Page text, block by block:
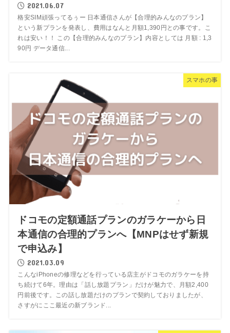
2021.06.07
格安SIM頑張ってるぅー 日本通信さんが【合理的みんなのプラン】
という新プランを発表し、費用はなんと月額1,390円との事です。こ
れは安い！！ この【合理的みんなのプラン】内容としては 月額 : 1,3
90円 データ通信...
スマホの事
ドコモの定額通話プランのガラケーから日
本通信の合理的プランへ【MNPはせず新規
で申込み】
2021.03.09
こんなiPhoneの修理などを行っている店主がドコモのガラケーを持
ち続けて6年。理由は「話し放題プラン」だけが魅力で、月額2,400
円前後です。この話し放題だけのプランで契約しておりましたが、
さすがにここ最近の新ブランド...